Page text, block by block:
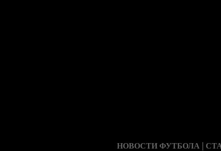
НОВОСТИ ФУТБОЛА |